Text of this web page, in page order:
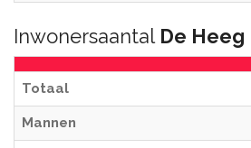
Inwonersaantal De Heeg
Totaal
Mannen